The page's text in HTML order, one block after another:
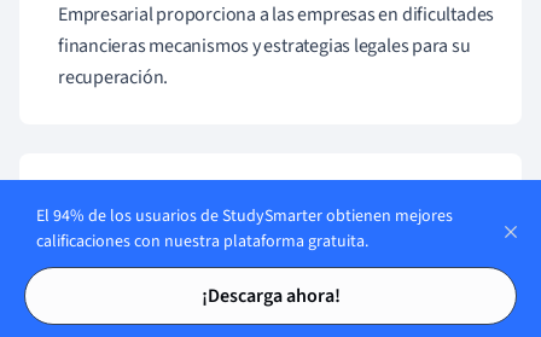
Tarjetas de estudio
Tarjetas de estudio
Empresarial proporciona a las empresas en dificultades
financieras mecanismos y estrategias legales para su
recuperación.
Temas similares en Derecho
Derecho Penal del Reino Unido
El 94% de los usuarios de StudySmarter obtienen mejores
calificaciones con nuestra plataforma gratuita.
¡Descarga ahora!